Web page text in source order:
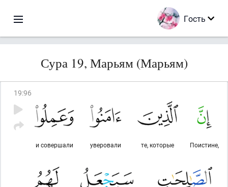
Гость
Сура 19, Марьям (Марьям)
19:96
Поистине,
те, которые
уверовали
и совершали